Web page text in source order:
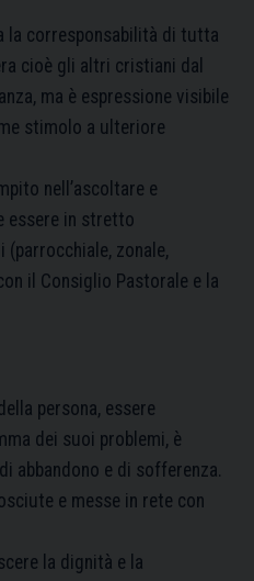
la corresponsabilità di tutta
cioè gli altri cristiani dal
ma è espressione visibile
stimolo a ulteriore
nell’ascoltare e
essere in stretto
zonale,
il Consiglio Pastorale e la
persona, essere
dei suoi problemi, è
abbandono e di sofferenza.
e messe in rete con
la dignità e la